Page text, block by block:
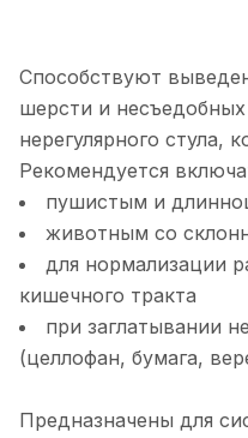
Способствуют
шерсти и
нерегулярного стула,
Рекомендуется
пушистым и
животным со
для нормализации
кишечного тракта
при заглатывании
(целлофан, бумага,
Предназначены для